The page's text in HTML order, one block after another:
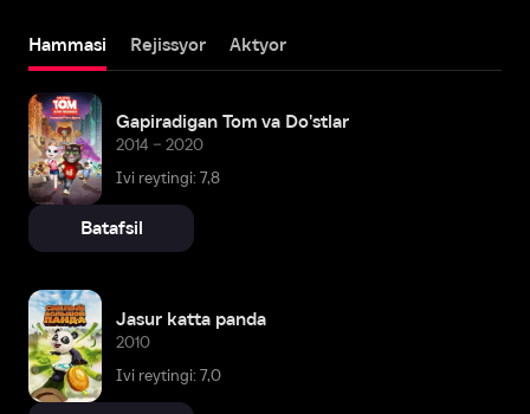
Hammasi Rejissyor Aktyor
Gapiradigan Tom va Do'stlar
2014 – 2020
Ivi reytingi: 7,8
Batafsil
Jasur katta panda
2010
Ivi reytingi: 7,0